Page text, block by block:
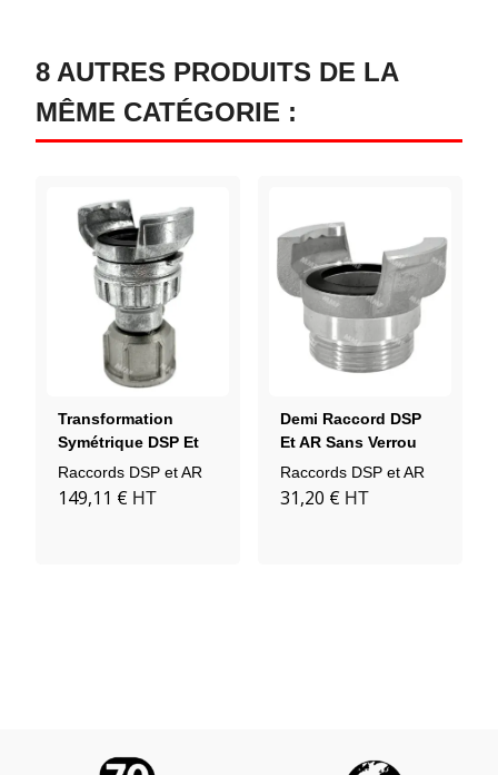
8 AUTRES PRODUITS DE LA
MÊME CATÉGORIE :
Transformation
Symétrique DSP Et
AR Avec Verrou GFR
Aluminium
Raccords DSP et AR
149,11 € HT
Demi Raccord DSP
Et AR Sans Verrou
Douille Filetée Mâle
Aluminium
Raccords DSP et AR
31,20 € HT